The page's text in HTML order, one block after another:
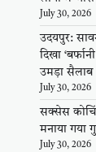
July 30, 2026
उदयपुर:
दिखा
उमड़ा सैलाब
July 30, 2026
सक्सेस
मनाया गया
July 30, 2026